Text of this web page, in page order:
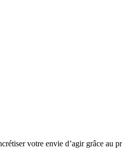
votre envie d’agir grâce au